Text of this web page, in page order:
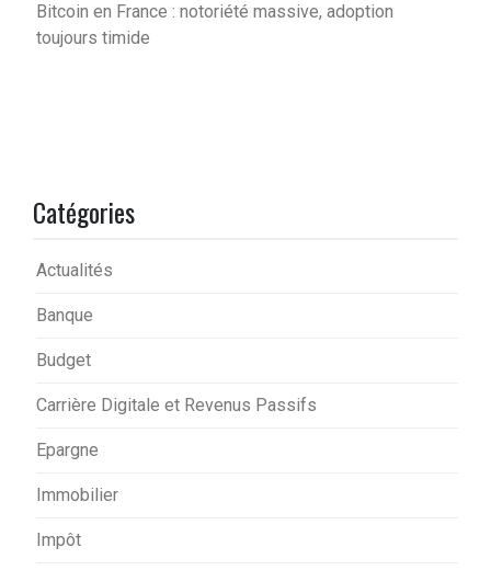
Bitcoin en France : notoriété massive, adoption
toujours timide
Catégories
Actualités
Banque
Budget
Carrière Digitale et Revenus Passifs
Epargne
Immobilier
Impôt